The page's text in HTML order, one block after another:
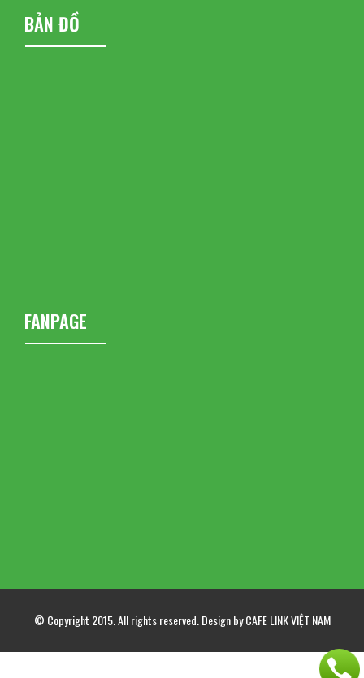
BẢN ĐỒ
FANPAGE
© Copyright 2015. All rights reserved. Design by CAFE LINK VIỆT NAM